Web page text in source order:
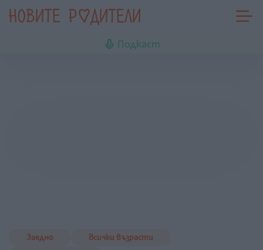
Подкаст
Заедно
Всички възрасти